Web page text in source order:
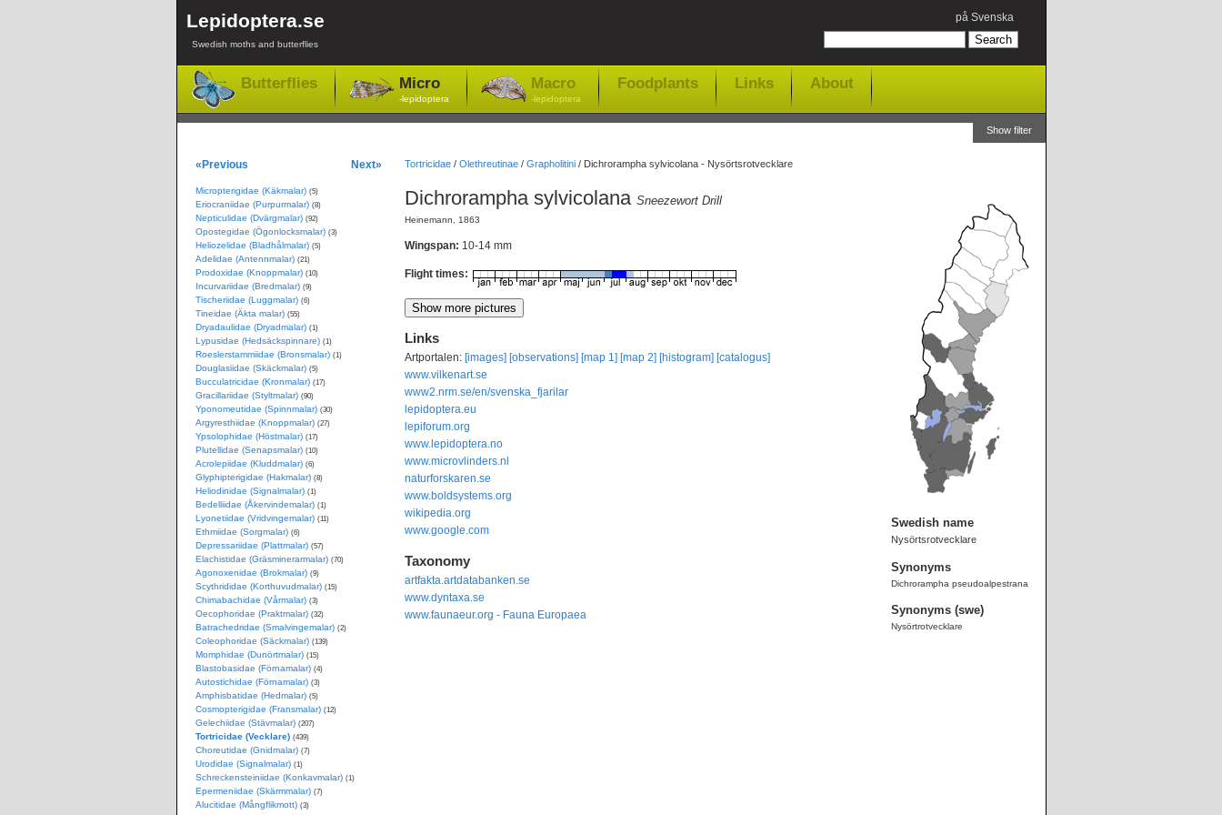
Lepidoptera.se
Swedish moths and butterflies
på Svenska
Butterflies Micro
-lepidoptera
Macro
-lepidoptera
Foodplants Links About
Show filter
Tortricidae/ Olethreutinae/ Grapholitini/ Dichrorampha sylvicolana - Nysörtsrotvecklare
Dichrorampha sylvicolana Sneezewort Drill
Heinemann, 1863
Wingspan: 10-14 mm
Flight times:
Links
Artportalen: [images] [observations] [map 1] [map 2] [histogram] [catalogus]
www.vilkenart.se
www2.nrm.se/en/svenska_fjarilar
lepidoptera.eu
lepiforum.org
www.lepidoptera.no
www.microvlinders.nl
naturforskaren.se
www.boldsystems.org
wikipedia.org
www.google.com
Taxonomy
artfakta.artdatabanken.se
www.dyntaxa.se
www.faunaeur.org - Fauna Europaea
Swedish name
Nysörtsrotvecklare
Synonyms
Dichrorampha pseudoalpestrana
Synonyms (swe)
Nysörtrotvecklare
«Previous Next»
Micropterigidae (Käkmalar) (5)
Eriocraniidae (Purpurmalar) (8)
Nepticulidae (Dvärgmalar) (92)
Opostegidae (Ögonlocksmalar) (3)
Heliozelidae (Bladhålmalar) (5)
Adelidae (Antennmalar) (21)
Prodoxidae (Knoppmalar) (10)
Incurvariidae (Bredmalar) (9)
Tischeriidae (Luggmalar) (6)
Tineidae (Äkta malar) (55)
Dryadaulidae (Dryadmalar) (1)
Lypusidae (Hedsäckspinnare) (1)
Roeslerstammiidae (Bronsmalar) (1)
Douglasiidae (Skäckmalar) (5)
Bucculatricidae (Kronmalar) (17)
Gracillariidae (Styltmalar) (90)
Yponomeutidae (Spinnmalar) (30)
Argyresthiidae (Knoppmalar) (27)
Ypsolophidae (Höstmalar) (17)
Plutellidae (Senapsmalar) (10)
Acrolepiidae (Kluddmalar) (6)
Glyphipterigidae (Hakmalar) (8)
Heliodinidae (Signalmalar) (1)
Bedelliidae (Åkervindemalar) (1)
Lyonetiidae (Vridvingemalar) (11)
Ethmiidae (Sorgmalar) (6)
Depressariidae (Plattmalar) (57)
Elachistidae (Gräsminerarmalar) (70)
Agonoxenidae (Brokmalar) (9)
Scythrididae (Korthuvudmalar) (15)
Chimabachidae (Vårmalar) (3)
Oecophoridae (Praktmalar) (32)
Batrachedridae (Smalvingemalar) (2)
Coleophoridae (Säckmalar) (139)
Momphidae (Dunörtmalar) (15)
Blastobasidae (Förnamalar) (4)
Autostichidae (Förnamalar) (3)
Amphisbatidae (Hedmalar) (5)
Cosmopterigidae (Fransmalar) (12)
Gelechiidae (Stävmalar) (207)
Tortricidae (Vecklare) (439)
Choreutidae (Gnidmalar) (7)
Urodidae (Signalmalar) (1)
Schreckensteiniidae (Konkavmalar) (1)
Epermeniidae (Skärmmalar) (7)
Alucitidae (Mångflikmott) (3)